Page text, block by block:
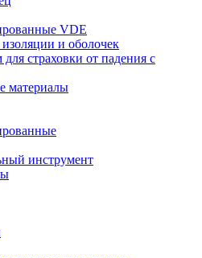
VDE
и оболочек
страховки от падения с
материалы
инструмент